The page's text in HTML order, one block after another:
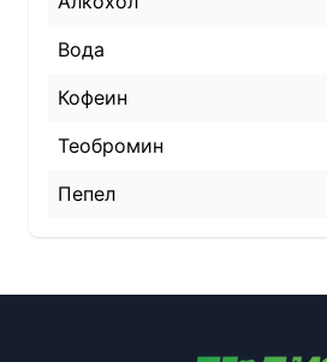
Вода
Кофеин
Теобромин
Пепел